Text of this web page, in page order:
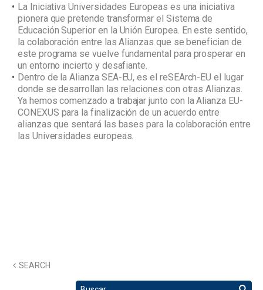
La Iniciativa Universidades Europeas es una iniciativa
pionera que pretende transformar el Sistema de
Educación Superior en la Unión Europea. En este sentido,
la colaboración entre las Alianzas que se benefician de
este programa se vuelve fundamental para prosperar en
un entorno incierto y desafiante.
Dentro de la Alianza SEA-EU, es el reSEArch-EU el lugar
donde se desarrollan las relaciones con otras Alianzas.
Ya hemos comenzado a trabajar junto con la Alianza EU-
CONEXUS para la finalización de un acuerdo entre
alianzas que sentará las bases para la colaboración entre
las Universidades europeas.
SEARCH